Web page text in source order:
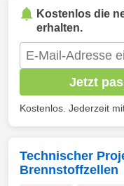
Kostenlos die
erhalten.
Jetzt
Kostenlos. Jederzeit
Technischer
Brennstoffzellen